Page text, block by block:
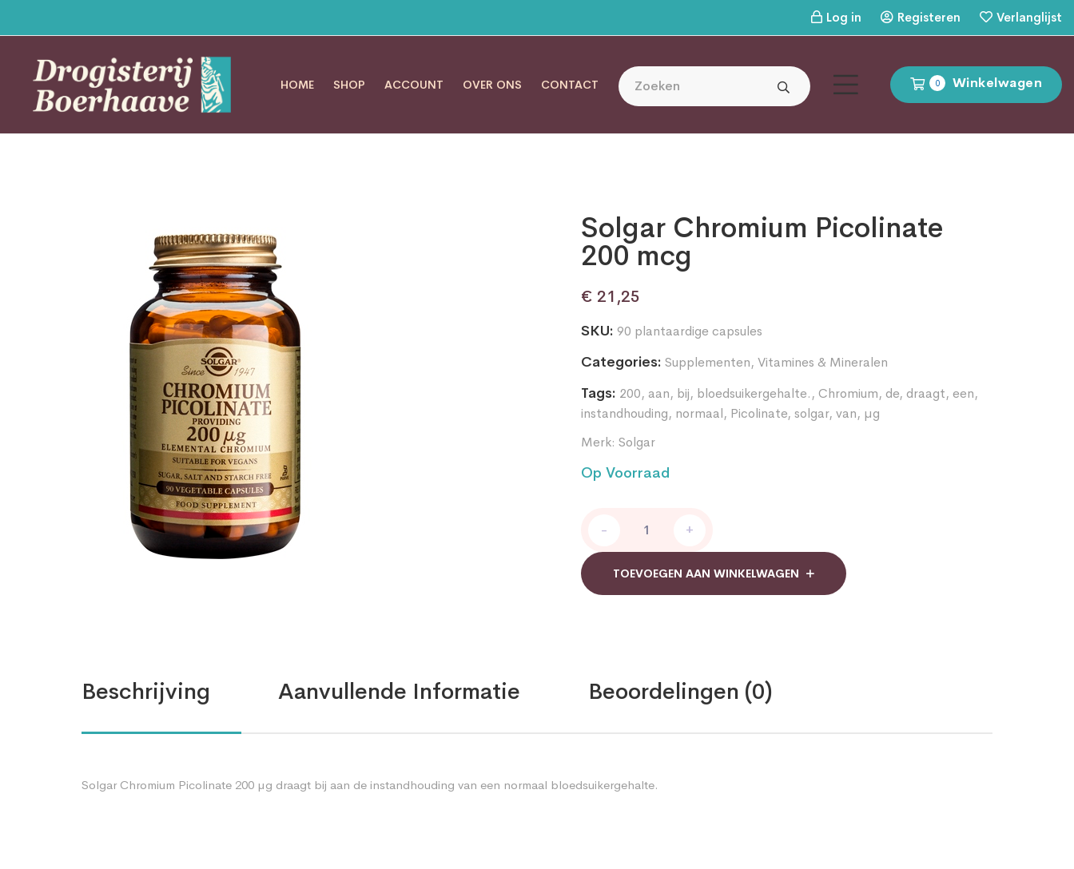
Log in Registeren Verlanglijst
0 Winkelwagen
HOME SHOP ACCOUNT OVER ONS CONTACT
Solgar Chromium Picolinate
200 mcg
€ 21,25
SKU: 90 plantaardige capsules
Categories: Supplementen, Vitamines & Mineralen
Tags: 200, aan, bij, bloedsuikergehalte., Chromium, de, draagt, een,
instandhouding, normaal, Picolinate, solgar, van, µg
Merk: Solgar
Op Voorraad
Chromium
Picolinate
200
mcg
quantity
- +
TOEVOEGEN AAN WINKELWAGEN
Beschrijving Aanvullende Informatie Beoordelingen (0)
Solgar Chromium Picolinate 200 µg draagt bij aan de instandhouding van een normaal bloedsuikergehalte.